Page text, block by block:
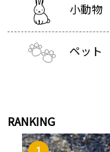
小動物
ペット
RANKING